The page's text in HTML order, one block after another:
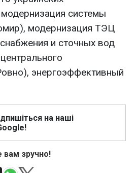
системы
модернизация ТЭЦ
и сточных вод
энергоэффективный
на наші
вам зручно!